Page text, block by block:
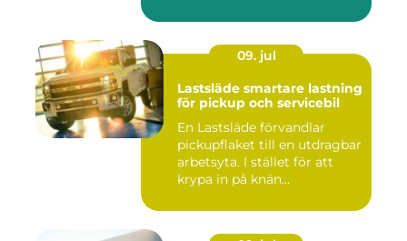
09. jul
Lastsläde smartare lastning
för pickup och servicebil
En Lastsläde förvandlar
pickupflaket till en utdragbar
arbetsyta. I stället för att
krypa in på knän...